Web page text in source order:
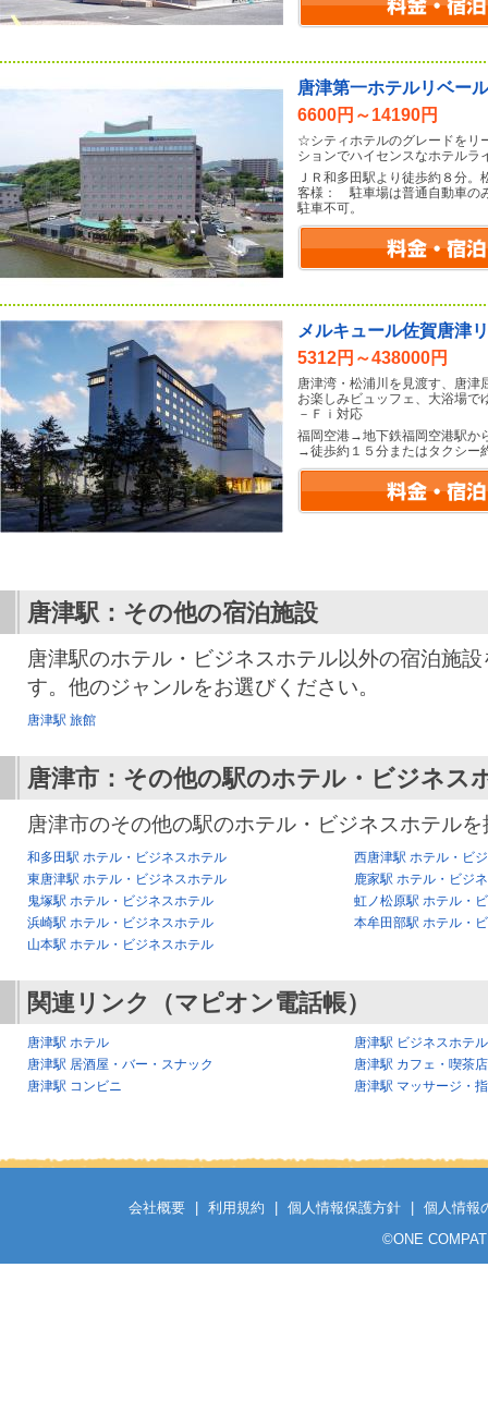
唐津第一ホテルリベール
6600円～14190円
☆シティホテルのグレードをリ
ションでハイセンスなホテルラ
ＪＲ和多田駅より徒歩約８分
客様： 駐車場は普通自動車の
駐車不可。
メルキュール佐賀唐津
5312円～438000円
唐津湾・松浦川を見渡す、唐津
お楽しみビュッフェ、大浴場で
－Ｆｉ対応
福岡空港→地下鉄福岡空港駅か
→徒歩約１５分またはタクシー
唐津駅：その他の宿泊施設
唐津駅のホテル・ビジネスホテル以外の宿泊施
す。他のジャンルをお選びください。
唐津駅 旅館
唐津市：その他の駅のホテル・ビジネス
唐津市のその他の駅のホテル・ビジネスホテル
和多田駅 ホテル・ビジネスホテル
西唐津駅 ホテル・ビ
東唐津駅 ホテル・ビジネスホテル
鹿家駅 ホテル・ビジ
鬼塚駅 ホテル・ビジネスホテル
虹ノ松原駅 ホテル・
浜崎駅 ホテル・ビジネスホテル
本牟田部駅 ホテル・
山本駅 ホテル・ビジネスホテル
関連リンク（マピオン電話帳）
唐津駅 ホテル
唐津駅 ビジネスホテル
唐津駅 居酒屋・バー・スナック
唐津駅 カフェ・喫茶店
唐津駅 コンビニ
唐津駅 マッサージ・
会社概要 利用規約 個人情報保護方針
個人情報
©ONE